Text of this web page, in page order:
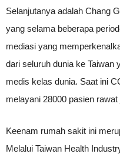
Selanjutanya adalah Chang
yang selama beberapa
mediasi yang
dari seluruh dunia ke Taiwan
medis kelas dunia. Saat ini
melayani 28000 pasien
Keenam rumah sakit ini
Melalui Taiwan Health